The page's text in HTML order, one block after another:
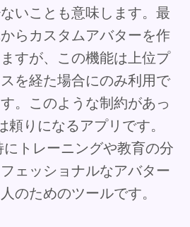
いことも意味します。最
らカスタムアバターを作
すが、この機能は上位プ
を経た場合にのみ利用で
。このような制約があっ
頼りになるアプリです。
トレーニングや教育の分
ェッショナルなアバター
のためのツールです。